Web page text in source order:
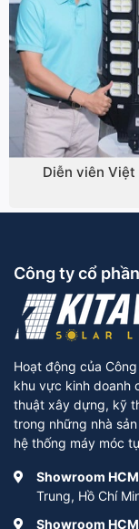
Diễn viên Việt
Công ty cổ
Hoạt động của
khu vực kinh doanh
thuật xây dựng, kỹ
trong những nhà
hệ thống máy móc
Showroom
Trung, Hồ Chí
Showroom